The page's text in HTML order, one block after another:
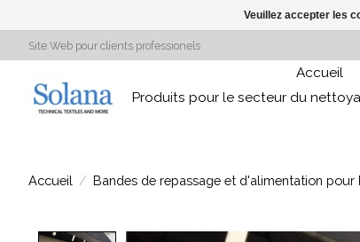
Site Web pour clients professionels
Accueil
Produits pour le secteur du
Accueil / Bandes de repassage et d'alimentation pour
Veuillez accepter les